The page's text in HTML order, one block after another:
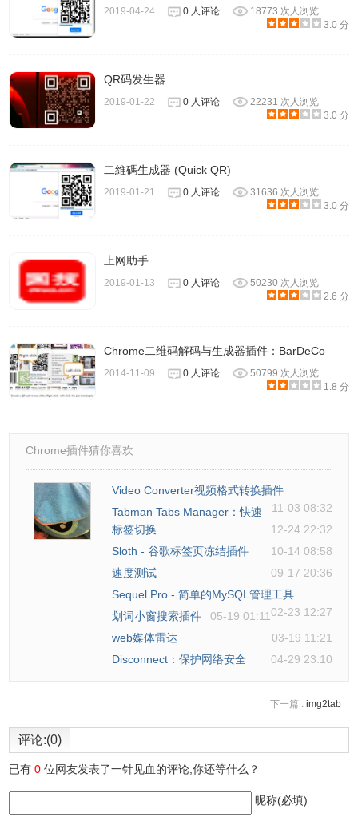
2019-04-24 0 人评论
18773 次人浏览
3.0 分
QR码发生器
2019-01-22 0 人评论
22231 次人浏览
3.0 分
二維碼生成器 (Quick QR)
2019-01-21 0 人评论
31636 次人浏览
3.0 分
上网助手
2019-01-13 0 人评论
50230 次人浏览
2.6 分
Chrome二维码解码与生成器插件：BarDeCo
2014-11-09 0 人评论
50799 次人浏览
1.8 分
Chrome插件猜你喜欢
Video Converter视频格式转换插件
11-03 08:32
Tabman Tabs Manager：快速
标签切换
12-24 22:32
Sloth - 谷歌标签页冻结插件
10-14 08:58
速度测试
09-17 20:36
Sequel Pro - 简单的MySQL管理工具
02-23 12:27
划词小窗搜索插件
05-19 01:11
web媒体雷达
03-19 11:21
Disconnect：保护网络安全
04-29 23:10
下一篇 : img2tab
评论:(0)
已有0 位网友发表了一针见血的评论,你还等什么？
昵称(必填)